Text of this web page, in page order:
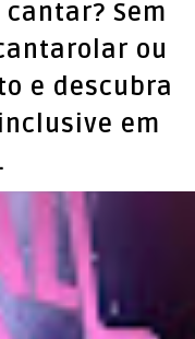
Sem
ou
e descubra
em